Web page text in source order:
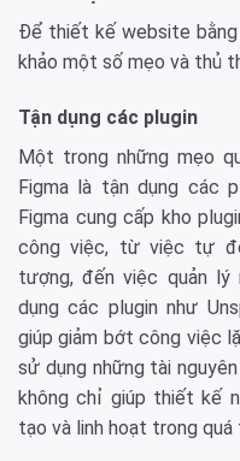
Để thiết kế website bằng
khảo một số mẹo và thủ
Tận dụng các plugin
Một trong những mẹo
Figma là tận dụng các
Figma cung cấp kho
công việc, từ việc tự
tượng, đến việc quản lý
dụng các plugin như
giúp giảm bớt công việc
sử dụng những tài
không chỉ giúp thiết kế
tạo và linh hoạt trong quá